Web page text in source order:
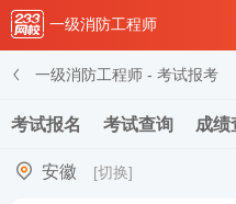
一级消防工程师
一级消防工程师 - 考试报考
考试报名 考试查询 成绩
安徽 [切换]